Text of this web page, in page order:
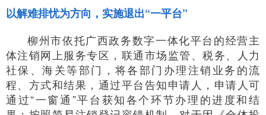
以解难排忧为方向，实施退出“一平台”
柳州市依托广西政务数字一体化平台的经营主
体注销网上服务专区，联通市场监管、税务、人力
社保、海关等部门，将各部门办理注销业务的流
程、方式和结果，通过平台告知申请人，申请人可
通过“一窗通”平台获知各个环节办理的进度和结